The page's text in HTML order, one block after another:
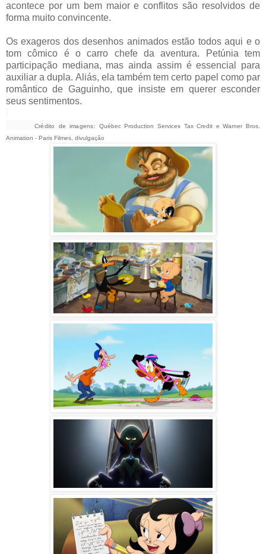
acontece por um bem maior e conflitos são resolvidos de
forma muito convincente.
Os exageros dos desenhos animados estão todos aqui e o
tom cômico é o carro chefe da aventura. Petúnia tem
participação mediana, mas ainda assim é essencial para
auxiliar a dupla. Aliás, ela também tem certo papel como par
romântico de Gaguinho, que insiste em querer esconder
seus sentimentos.
Crédito de imagens: Québec Production Services Tax Credit e Warner Bros.
Animation - Paris Filmes, divulgação